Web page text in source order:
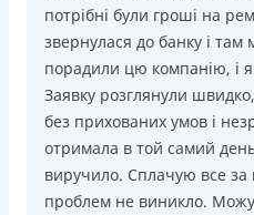
потрібні були гроші на
звернулася до банку і там
порадили цю компанію, і
Заявку розглянули
без прихованих умов і
отримала в той самий
виручило. Сплачую все за
проблем не виникло.